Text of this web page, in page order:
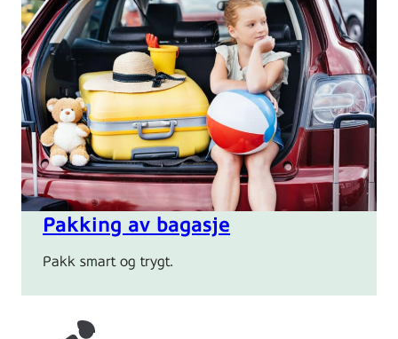
Foto:
Colourbox.com.
beautiful
travelling
girl
sittingPakking av bagasje
Pakk smart og trygt.